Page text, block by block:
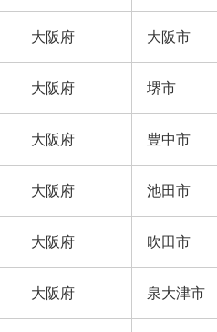
大阪府 大阪市
大阪府 堺市
大阪府 豊中市
大阪府 池田市
大阪府 吹田市
大阪府 泉大津市